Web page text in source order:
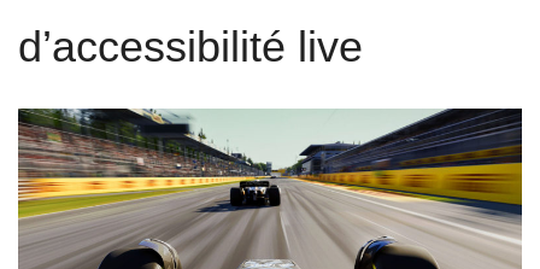
d’accessibilité live